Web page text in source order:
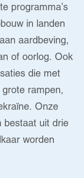
programma’s
in landen
aardbeving,
of oorlog. Ook
die met
rampen,
Onze
bestaat uit drie
worden